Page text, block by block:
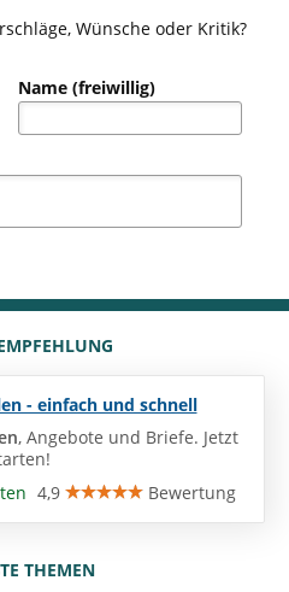
Wünsche oder Kritik?
Name (freiwillig)
- einfach und schnell
, Angebote und Briefe. Jetzt
4,9 Bewertung
THEMEN